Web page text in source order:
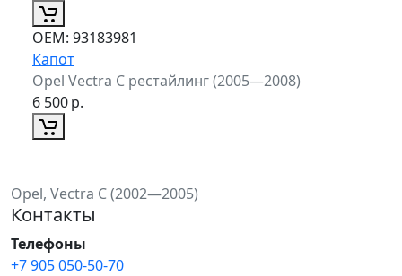
ОЕМ: 93183981
Капот
Opel Vectra C рестайлинг (2005—2008)
6 500р.
Opel, Vectra C (2002—2005)
Контакты
Телефоны
+7 905 050-50-70